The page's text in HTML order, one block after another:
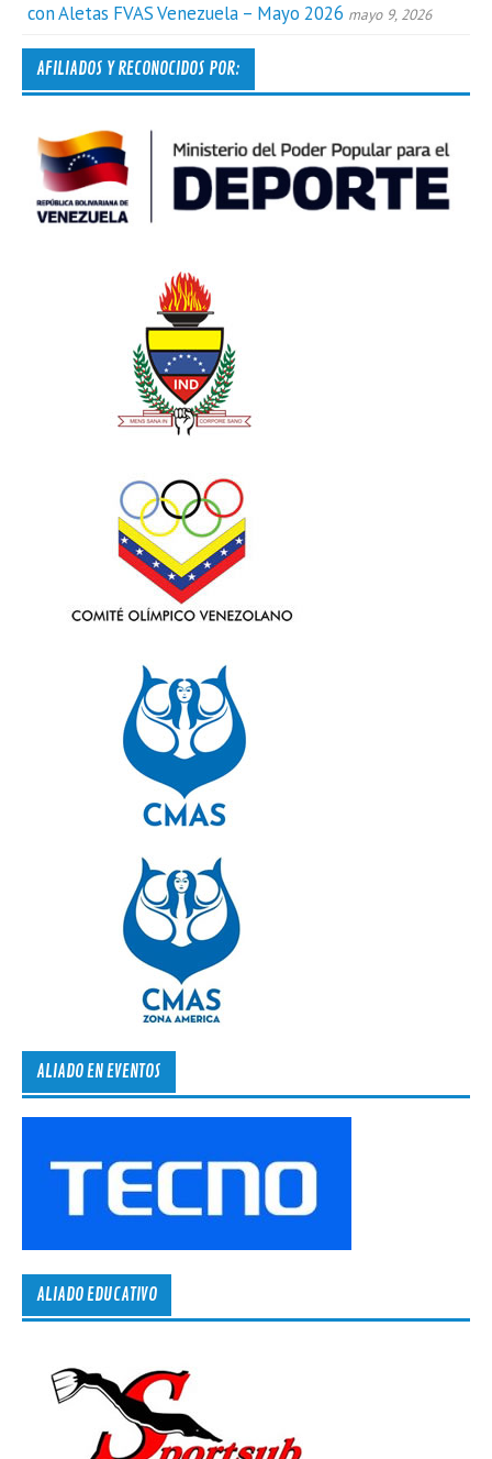
con Aletas FVAS Venezuela – Mayo 2026 mayo 9, 2026
AFILIADOS Y RECONOCIDOS POR:
ALIADO EN EVENTOS
ALIADO EDUCATIVO